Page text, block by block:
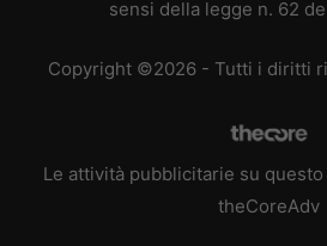
sensi della legge n. 62
Copyright ©2026 - Tutti i diritti
Le attività pubblicitarie su
theCoreAdv